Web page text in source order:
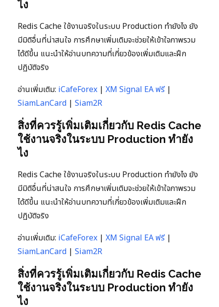
ไง
Redis Cache ใช้งานจริงในระบบ Production ทำยังไง ยัง
มีมิติอื่นที่น่าสนใจ การศึกษาเพิ่มเติมจะช่วยให้เข้าใจภาพรวม
ได้ดีขึ้น แนะนำให้อ่านบทความที่เกี่ยวข้องเพิ่มเติมและฝึก
ปฏิบัติจริง
อ่านเพิ่มเติม: iCafeForex | XM Signal EA ฟรี|
SiamLanCard | Siam2R
สิ่งที่ควรรู้เพิ่มเติมเกี่ยวกับ Redis Cache
ใช้งานจริงในระบบ Production ทำยัง
ไง
Redis Cache ใช้งานจริงในระบบ Production ทำยังไง ยัง
มีมิติอื่นที่น่าสนใจ การศึกษาเพิ่มเติมจะช่วยให้เข้าใจภาพรวม
ได้ดีขึ้น แนะนำให้อ่านบทความที่เกี่ยวข้องเพิ่มเติมและฝึก
ปฏิบัติจริง
อ่านเพิ่มเติม: iCafeForex | XM Signal EA ฟรี|
SiamLanCard | Siam2R
สิ่งที่ควรรู้เพิ่มเติมเกี่ยวกับ Redis Cache
ใช้งานจริงในระบบ Production ทำยัง
ไง